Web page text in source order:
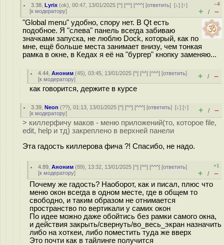
3.38 ,Lyrix (ok), 00:47, 13/01/2025 [^] [^^] [^^^] [ответить][↓] [↑]
[к модератору]
–4
+ / –
"Global menu" удобно, спору нет. В Qt есть
подобное. Я "слева" панель всегда забиваю
значками запуска, не люблю Dock, который, как по
мне, ещё больше места занимает внизу, чем тонкая
рамка в окне, в Кедах я её на "бургер" кнопку заменяю...
4.44 ,Аноним (45), 03:45, 13/01/2025 [^] [^^] [^^^] [ответить]
[к модератору] + / –
как говорится, держите в курсе
3.39 ,Neon (??), 01:13, 13/01/2025 [^] [^^] [^^^] [ответить][↓] [↑]
[к модератору] + / –
> киллерфичу маков - меню приложений(то, которое file,
edit, help и тд) закреплено в верхней панели
Эта гадость киллерова фича ?! Спасибо, не надо.
4.89 ,Аноним (89), 13:32, 13/01/2025 [^] [^^] [^^^] [ответить]
[к модератору]
+1
+ / –
Почему же гадость? Наоборот, как и писал, плюс что
меню окон всегда в одном месте, где в общем то
свободно, и таким образом не отнимается
пространство по вертикали у самих окон
По идее можно даже обойтись без рамки самого окна,
и действия закрыть/свернуть/во_весь_экран назначить
либо на хоткеи, либо поместить туда же вверх
Это почти как в тайлинге получится